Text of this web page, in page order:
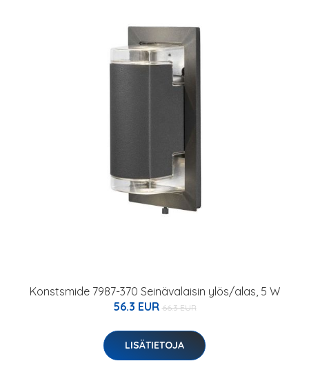
Konstsmide 7987-370 Seinävalaisin ylös/alas, 5 W
56.3 EUR 66.3 EUR
LISÄTIETOJA